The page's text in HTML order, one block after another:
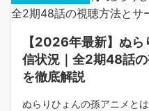
【2026年最新】ぬ
信状況｜全2期48話
を徹底解説
ぬらりひょんの孫アニメと